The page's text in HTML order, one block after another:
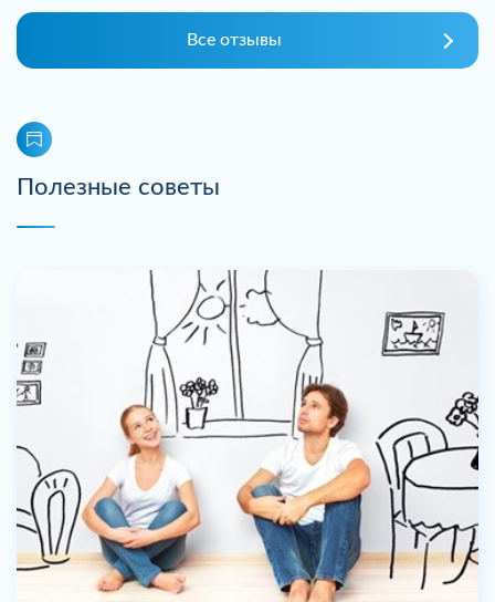
Все отзывы
Полезные советы